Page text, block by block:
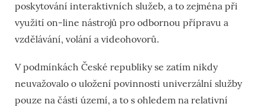
poskytování interaktivních služeb, a to zejména při
využití on-line nástrojů pro odbornou přípravu a
vzdělávání, volání a videohovorů.
V podmínkách České republiky se zatím nikdy
neuvažovalo o uložení povinnosti univerzální služby
pouze na části území, a to s ohledem na relativní